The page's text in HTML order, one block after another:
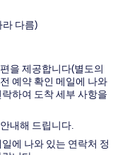
다름)
을 제공합니다(별도의
예약 확인 메일에 나와
하여 도착 세부 사항을
내해 드립니다.
에 나와 있는 연락처 정